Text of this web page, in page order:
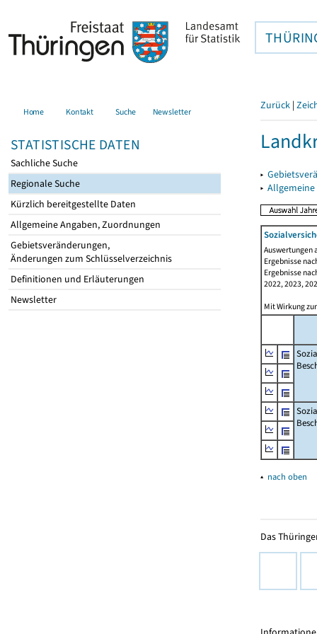
Home Kontakt Suche Newsletter
STATISTISCHE DATEN
Sachliche Suche
Regionale Suche
Kürzlich bereitgestellte Daten
Allgemeine Angaben, Zuordnungen
Gebietsveränderungen,
Änderungen zum Schlüsselverzeichnis
Definitionen und Erläuterungen
Newsletter
Zurück |
▸
▸
Auswertungen
Ergebnisse
Ergebnisse
2022, 2023,
Mit Wirkung
▴ nach oben
Das